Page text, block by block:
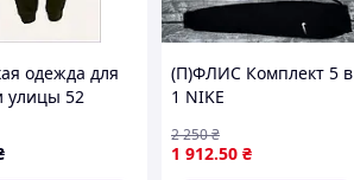
одежда для
улицы 52
(П)ФЛИС Комплект 5 в
1 NIKE
1 912.50 ₴
2 250₴